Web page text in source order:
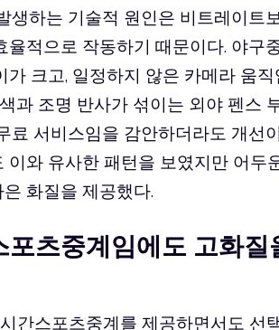
생하는 기술적 원인은 비트레이트
율적으로 작동하기 때문이다. 야구
가 크고, 일정하지 않은 카메라 움
과 조명 반사가 섞이는 외야 펜스
료 서비스임을 감안하더라도 개선
이와 유사한 패턴을 보였지만 어두
화질을 제공했다.
포츠중계임에도 고화
간스포츠중계를 제공하면서도 선